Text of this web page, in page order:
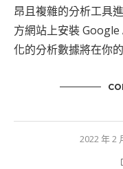
昂且複雜的分析工具
方網站上安裝
化的分析數據將在你
2022 年 2